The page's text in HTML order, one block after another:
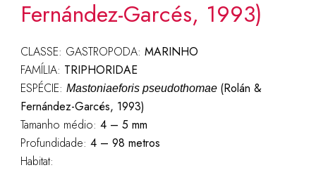
Fernández-Garcés, 1993)
CLASSE: GASTROPODA: MARINHO
FAMÍLIA: TRIPHORIDAE
ESPÉCIE: Mastoniaeforis pseudothomae (Rolán &
Fernández-Garcés, 1993)
Tamanho médio: 4 – 5 mm
Profundidade: 4 – 98 metros
Habitat: